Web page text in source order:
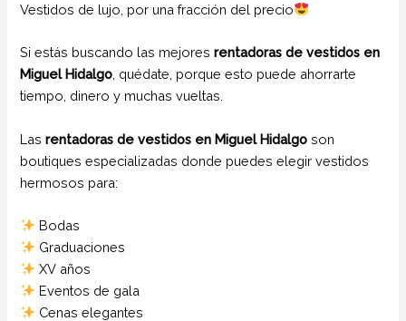
Vestidos de lujo, por una fracción del precio
Si estás buscando las mejoresrentadoras de vestidos en
Miguel Hidalgo , quédate, porque esto puede ahorrarte
tiempo, dinero y muchas vueltas.
Lasrentadoras de vestidos en Miguel Hidalgoson
boutiques especializadas donde puedes elegir vestidos
hermosos para:
Bodas
Graduaciones
XV años
Eventos de gala
Cenas elegantes